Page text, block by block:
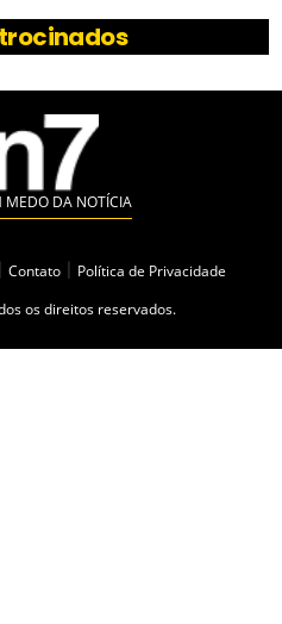
MEDO DA NOTÍCIA
Contato
Política de Privacidade
os direitos reservados.